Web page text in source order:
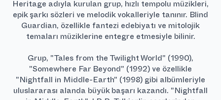
Heritage adıyla kurulan grup, hızlı tempolu müzikleri,
epik şarkı sözleri ve melodik vokalleriyle tanınır. Blind
Guardian, özellikle fantezi edebiyatı ve mitolojik
temaları müziklerine entegre etmesiyle bilinir.
Grup, "Tales from the Twilight World" (1990),
"Somewhere Far Beyond" (1992) ve özellikle
"Nightfall in Middle-Earth" (1998) gibi albümleriyle
uluslararası alanda büyük başarı kazandı. "Nightfall